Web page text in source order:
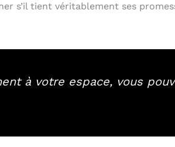
s’il tient véritablement ses
à votre espace, vous